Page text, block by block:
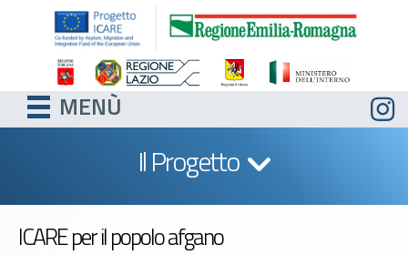
MENÙ
Il Progetto
ICARE per il popolo afgano